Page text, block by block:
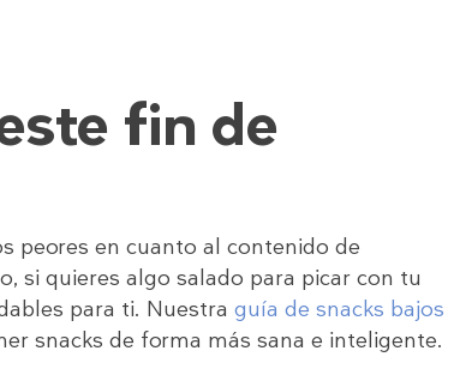
fin de
peores en cuanto al contenido de
si quieres algo salado para picar con tu
para ti. Nuestra guía de snacks bajos
snacks de forma más sana e inteligente.